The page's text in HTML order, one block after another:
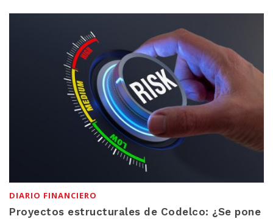
DIARIO FINANCIERO
Proyectos estructurales de Codelco: ¿Se pone